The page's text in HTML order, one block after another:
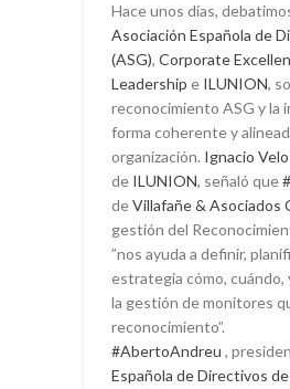
Hace unos días,
Asociación Española de
(ASG), Corporate
Leadership e ILUNION,
reconocimiento ASG y la
forma coherente y
organización. Ignacio
de ILUNION, señaló que
deVillafañe & Asociados
gestión del
”nos ayuda a definir,
estrategia cómo,
la gestión de monitores
reconocimiento”.
#AbertoAndreu ,
Española de Directivos